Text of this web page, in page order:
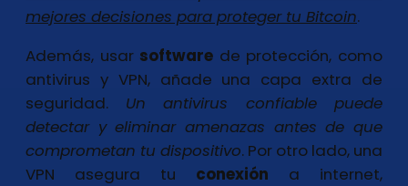
mejores decisiones para proteger tu Bitcoin.
Además, usar software de protección, como
antivirus y VPN, añade una capa extra de
seguridad. Un antivirus confiablepuede
detectar y eliminar amenazas antes de que
comprometan tu dispositivo. Por otro lado, una
VPN asegura tu conexión a internet,